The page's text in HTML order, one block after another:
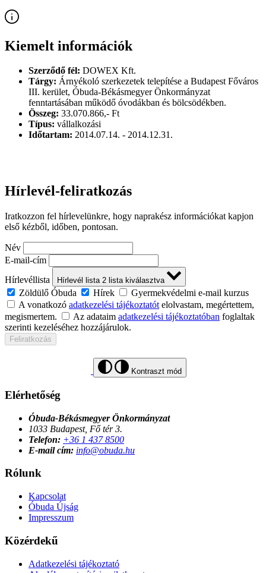
Kiemelt információk
Szerződő fél: DOWEX Kft.
Tárgy: Árnyékoló szerkezetek telepítése a Budapest Főváros
III. kerület, Óbuda-Békásmegyer Önkormányzat
fenntartásában működő óvodákban és bölcsödékben.
Összeg: 33.070.866,- Ft
Típus: vállalkozási
Időtartam: 2014.07.14. - 2014.12.31.
Hírlevél-feliratkozás
Iratkozzon fel hírlevelünkre, hogy naprakész információkat kapjon
első kézből, időben, pontosan.
Név
E-mail-cím
Hírlevéllista
Hírlevél lista 2 lista kiválasztva
Zöldülő Óbuda Hírek
Gyermekvédelmi e-mail kurzus
A vonatkozó adatkezelési tájékoztatót elolvastam, megértettem,
megismertem.
Az adataim adatkezelési tájékoztatóban foglaltak
szerinti kezeléséhez hozzájárulok.
Feliratkozás
Kontraszt mód
Elérhetőség
Óbuda-Békásmegyer Önkormányzat
1033 Budapest, Fő tér 3.
Telefon: +36 1 437 8500
E-mail cím: info@obuda.hu
Rólunk
Kapcsolat
Óbuda Újság
Impresszum
Közérdekű
Adatkezelési tájékoztató